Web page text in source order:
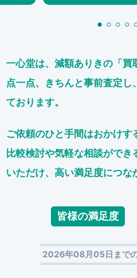
一心堂は、減額ありきの「買
点一点、きちんと事前査定
ております。
ご依頼のひと手間はおかけす
比較検討や気軽な相談ができ
いただけ、高い満足度につな
皆様の満足度
2026年08月05日まで